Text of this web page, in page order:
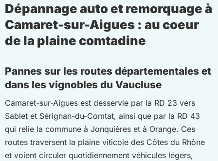
Dépannage auto et remorquage à
Camaret-sur-Aigues : au coeur
de la plaine comtadine
Pannes sur les routes départementales et
dans les vignobles du Vaucluse
Camaret-sur-Aigues est desservie par la RD 23 vers
Sablet et Sérignan-du-Comtat, ainsi que par la RD 43
qui relie la commune à Jonquières et à Orange. Ces
routes traversent la plaine viticole des Côtes du Rhône
et voient circuler quotidiennement véhicules légers,